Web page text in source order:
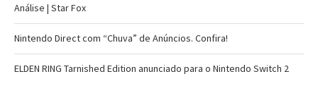
Análise | Star Fox
Nintendo Direct com “Chuva” de Anúncios. Confira!
ELDEN RING Tarnished Edition anunciado para o Nintendo Switch 2